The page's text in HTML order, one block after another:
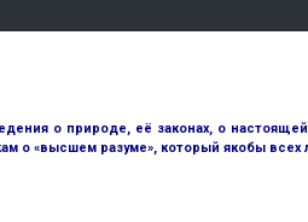
о природе, её законах, о
о «высшем разуме», который якобы